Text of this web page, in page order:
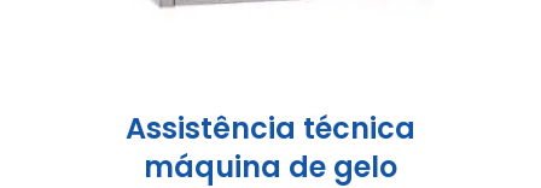
Assistência técnica
máquina de gelo